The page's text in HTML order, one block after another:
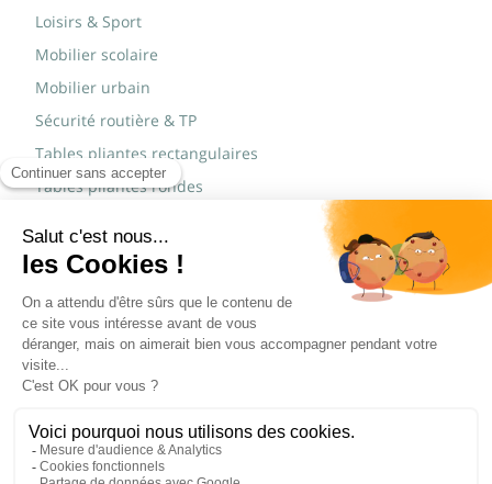
Loisirs & Sport
Mobilier scolaire
Mobilier urbain
Sécurité routière & TP
Tables pliantes rectangulaires
Tables pliantes rondes
Marques
JAD Groupe
Procity®
© Copyright 2015 - 2026,